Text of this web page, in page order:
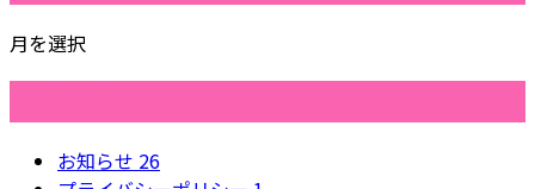
月を選択
お知らせ 26